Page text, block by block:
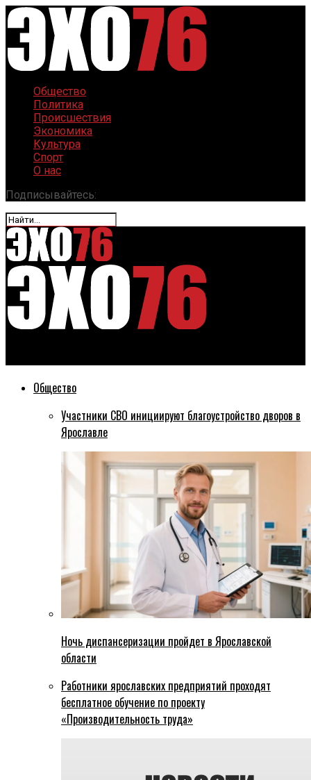
Общество
Политика
Происшествия
Экономика
Культура
Спорт
О нас
Подписывайтесь:
Общество
Участники СВО инициируют благоустройство дворов в
Ярославле
Ночь диспансеризации пройдет в Ярославской
области
Работники ярославских предприятий проходят
бесплатное обучение по проекту
«Производительность труда»